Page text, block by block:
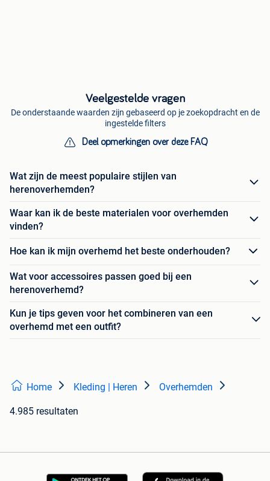
Veelgestelde vragen
De onderstaande waarden zijn gebaseerd op je zoekopdracht en de
ingestelde filters
Deel opmerkingen over deze FAQ
Wat zijn de meest populaire stijlen van
herenoverhemden?
Waar kan ik de beste materialen voor overhemden
vinden?
Hoe kan ik mijn overhemd het beste onderhouden?
Wat voor accessoires passen goed bij een
herenoverhemd?
Kun je tips geven voor het combineren van een
overhemd met een outfit?
Home Kleding | Heren Overhemden
4.985 resultaten